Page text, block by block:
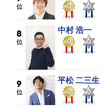
0 0
中村 浩一
0 0
平松 二三生
0 0